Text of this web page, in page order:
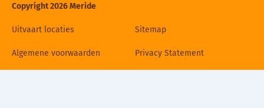
Copyright 2026 Meride
Uitvaart locaties Sitemap
Algemene voorwaarden Privacy Statement